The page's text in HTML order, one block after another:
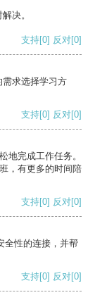
决。
支持[0] 反对[0]
求选择学习方
支持[0] 反对[0]
地完成工作任务。
，有更多的时间陪
支持[0] 反对[0]
全性的连接，并帮
支持[0] 反对[0]